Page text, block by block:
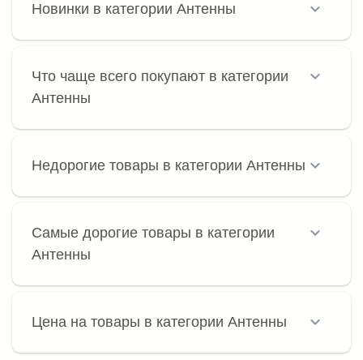
Новинки в категории Антенны
Что чаще всего покупают в категории
Антенны
Недорогие товары в категории Антенны
Самые дорогие товары в категории
Антенны
Цена на товары в категории Антенны